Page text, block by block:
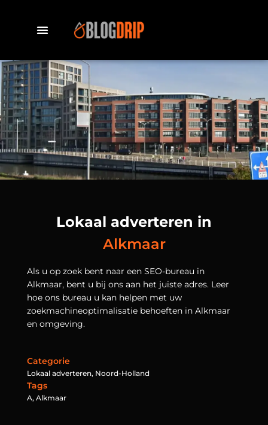
Lokaal adverteren in
Alkmaar
Als u op zoek bent naar een SEO-bureau in
Alkmaar, bent u bij ons aan het juiste adres. Leer
hoe ons bureau u kan helpen met uw
zoekmachineoptimalisatie behoeften in Alkmaar
en omgeving.
Categorie
Lokaal adverteren, Noord-Holland
Tags
A, Alkmaar